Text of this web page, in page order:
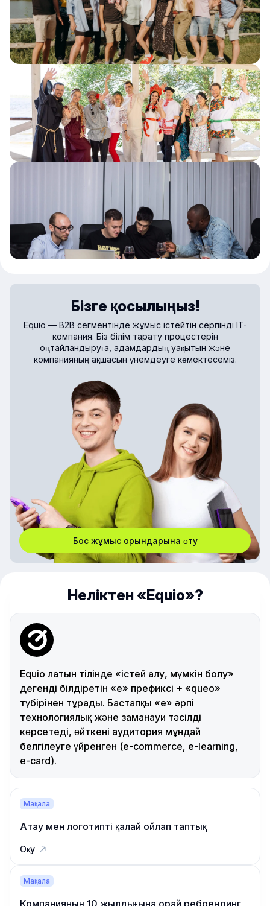
Бізге қосылыңыз!
Equio — B2B сегментінде жұмыс істейтін серпінді IT-
компания. Біз білім тарату процестерін
оңтайландыруға, адамдардың уақытын және
компанияның ақшасын үнемдеуге көмектесеміз.
Бос жұмыс орындарына өту
Неліктен «Equio»?
Equio латын тілінде «істей алу, мүмкін болу»
дегенді білдіретін «e» префиксі + «queo»
түбірінен тұрады. Бастапқы «e» әрпі
технологиялық және заманауи тәсілді
көрсетеді, өйткені аудитория мұндай
белгілеуге үйренген (e-commerce, e-learning,
e-card).
Мақала
Атау мен логотипті қалай ойлап таптық
Оқу
Мақала